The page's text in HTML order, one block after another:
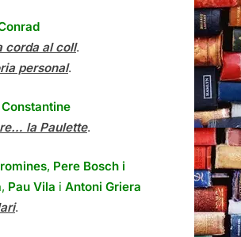
corda al coll.
personal.
la Paulette.
, Pere Bosch i
, Pau Vila i Antoni Griera
.